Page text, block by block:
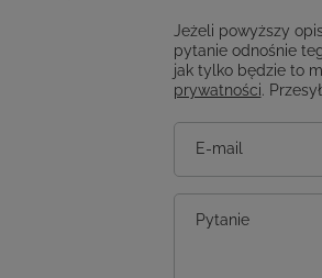
Jeżeli powyższy
pytanie odnośnie
jak tylko będzie to
prywatności.
E-mail
Pytanie